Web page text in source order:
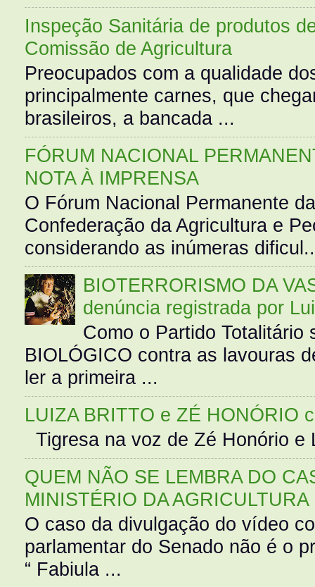
Inspeção Sanitária de produtos
Comissão de Agricultura
Preocupados com a qualidade
principalmente carnes, que
brasileiros, a bancada ...
FÓRUM NACIONAL
NOTA À IMPRENSA
O Fórum Nacional Permanente
Confederação da Agricultura e
considerando as inúmeras
BIOTERRORISMO DA
denúncia registrada por
Como o Partido Totalitário
BIOLÓGICO contra as lavouras
ler a primeira ...
LUIZA BRITTO e ZÉ HONÓRIO
Tigresa na voz de Zé Honório
QUEM NÃO SE LEMBRA DO
MINISTÉRIO DA AGRICULTURA
O caso da divulgação do vídeo
parlamentar do Senado não é o
“ Fabiula ...